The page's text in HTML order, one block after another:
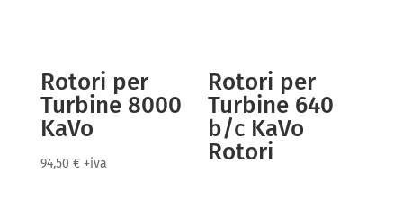
Rotori per
Turbine 8000
KaVo
94,50 € +iva
Rotori per
Turbine 640
b/c KaVo
Rotori